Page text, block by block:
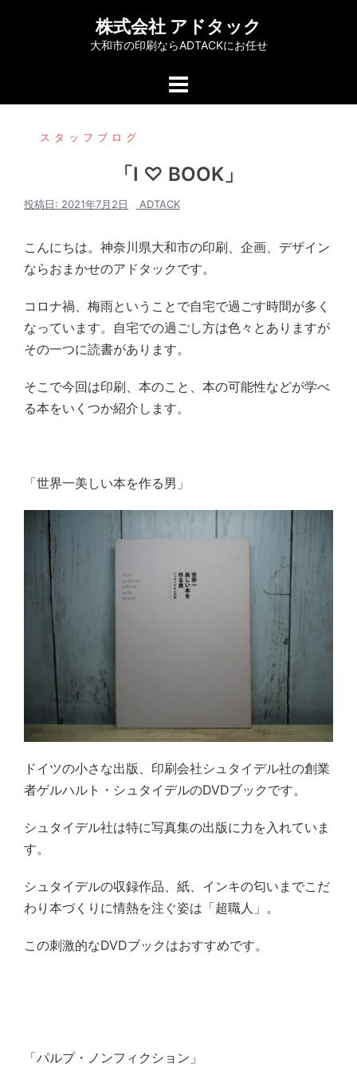
株式会社 アドタック
大和市の印刷ならADTACKにお任せ
スタッフブログ
「I ♡ BOOK」
投稿日: 2021年7月2日 ADTACK
こんにちは。神奈川県大和市の印刷、企画、デザイン
ならおまかせのアドタックです。
コロナ禍、梅雨ということで自宅で過ごす時間が多く
なっています。自宅での過ごし方は色々とありますが
その一つに読書があります。
そこで今回は印刷、本のこと、本の可能性などが学べ
る本をいくつか紹介します。
「世界一美しい本を作る男」
ドイツの小さな出版、印刷会社シュタイデル社の創業
者ゲルハルト・シュタイデルのDVDブックです。
シュタイデル社は特に写真集の出版に力を入れていま
す。
シュタイデルの収録作品、紙、インキの匂いまでこだ
わり本づくりに情熱を注ぐ姿は「超職人」。
この刺激的なDVDブックはおすすめです。
「パルプ・ノンフィクション」